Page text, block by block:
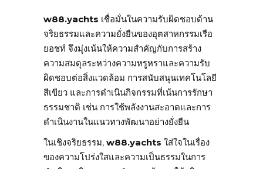
w88.yachts เชื่อมั่นในความรับผิดชอบด้าน
จริยธรรมและความยั่งยืนของอุตสาหกรรมเรือ
ยอชท์ จึงมุ่งเน้นให้ความสำคัญกับการสร้าง
ความสมดุลระหว่างความหรูหราและความรับ
ผิดชอบต่อสิ่งแวดล้อม การสนับสนุนเทคโนโลยี
สีเขียว และการดำเนินกิจกรรมที่เน้นการรักษา
ธรรมชาติ เช่น การใช้พลังงานสะอาดและการ
ดำเนินงานในแนวทางพัฒนาอย่างยั่งยืน
ในเชิงจริยธรรม, w88.yachts ใส่ใจในเรื่อง
ของความโปร่งใสและความเป็นธรรมในการ